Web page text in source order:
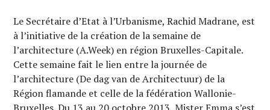
Le Secrétaire d’Etat à l’Urbanisme, Rachid Madrane, est
à l’initiative de la création de la semaine de
l’architecture (A.Week) en région Bruxelles-Capitale.
Cette semaine fait le lien entre la journée de
l’architecture (De dag van de Architectuur) de la
Région flamande et celle de la fédération Wallonie-